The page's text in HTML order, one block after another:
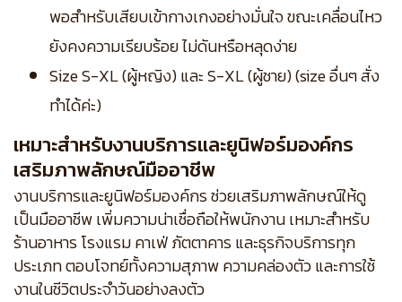
พอสำหรับเสียบเข้ากางเกงอย่างมั่นใจ ขณะเคลื่อนไหว
ยังคงความเรียบร้อย ไม่ดันหรือหลุดง่าย
Size S-XL (ผู้หญิง) และ S-XL (ผู้ชาย) (size อื่นๆ สั่ง
ทำได้ค่ะ)
เหมาะสำหรับงานบริการและยูนิฟอร์มองค์กร
เสริมภาพลักษณ์มืออาชีพ
งานบริการและยูนิฟอร์มองค์กร ช่วยเสริมภาพลักษณ์ให้ดู
เป็นมืออาชีพ เพิ่มความน่าเชื่อถือให้พนักงาน เหมาะสำหรับ
ร้านอาหาร โรงแรม คาเฟ่ ภัตตาคาร และธุรกิจบริการทุก
ประเภท ตอบโจทย์ทั้งความสุภาพ ความคล่องตัว และการใช้
งานในชีวิตประจำวันอย่างลงตัว